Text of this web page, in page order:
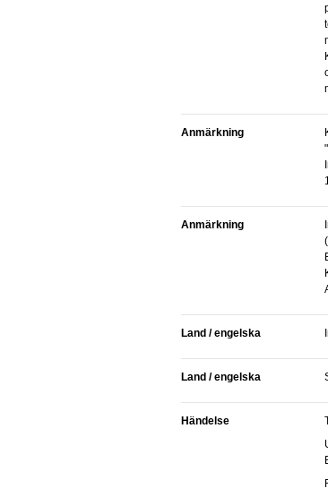
Anmärkning
Kommer
Anmärkning
Land / engelska
Land / engelska
Händelse
Ursprung i